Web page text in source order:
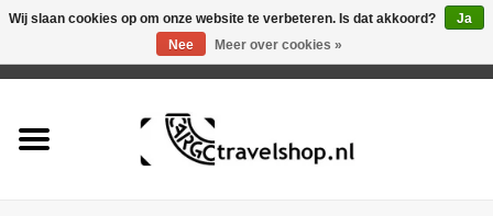
Wij slaan cookies op om onze website te verbeteren. Is dat akkoord?
Ja
Nee
Meer over cookies »